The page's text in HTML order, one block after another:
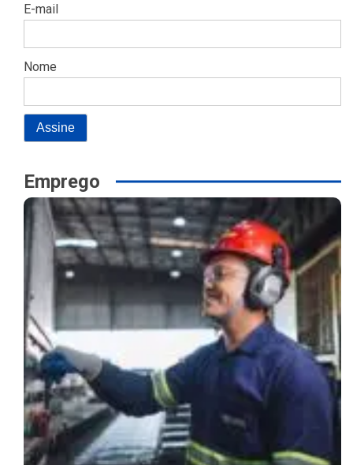
E-mail
Nome
Emprego